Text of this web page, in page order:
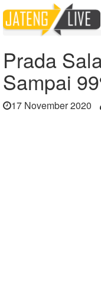
Home
Berita
Prada Salah
Prada
Sampai
17 November 2020